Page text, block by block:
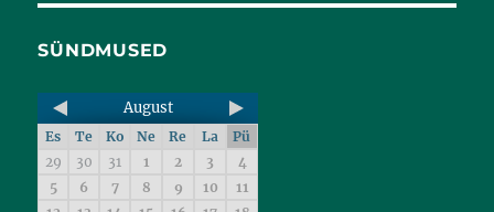
SÜNDMUSED
August
Es Te Ko Ne Re La
Pü
29
30 31 1 2 3
4
5
6 7 8 9 10
11